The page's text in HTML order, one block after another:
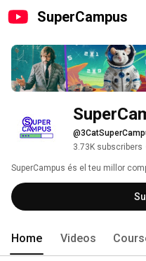
SuperCampus
3.73K subscribers
SuperCampus és el teu millor
Home Videos